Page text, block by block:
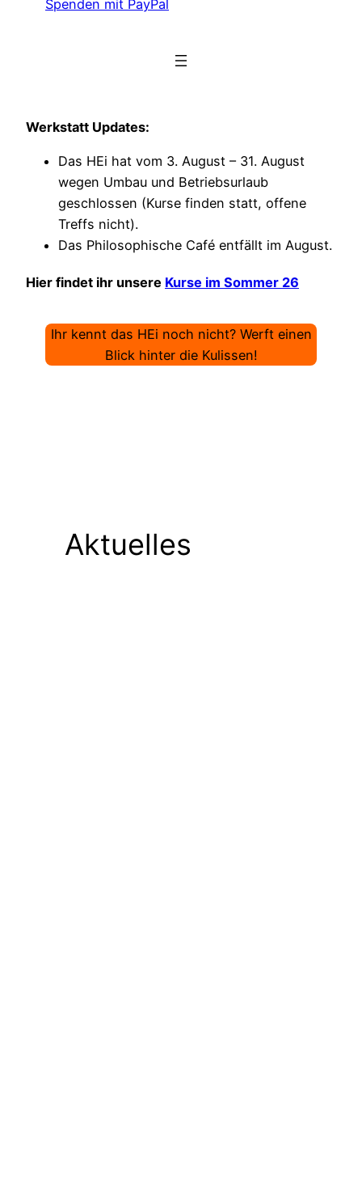
Spenden mit PayPal
Werkstatt Updates:
Das HEi hat vom 3. August – 31. August
wegen Umbau und Betriebsurlaub
geschlossen (Kurse finden statt, offene
Treffs nicht).
Das Philosophische Café entfällt im August.
Hier findet ihr unsere Kurse im Sommer 26
Ihr kennt das HEi noch nicht? Werft einen
Blick hinter die Kulissen!
Aktuelles